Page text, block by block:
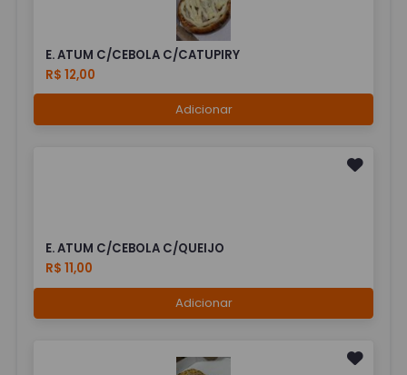
E. ATUM C/CEBOLA C/CATUPIRY
R$ 12,00
Adicionar
E. ATUM C/CEBOLA C/QUEIJO
R$ 11,00
Adicionar